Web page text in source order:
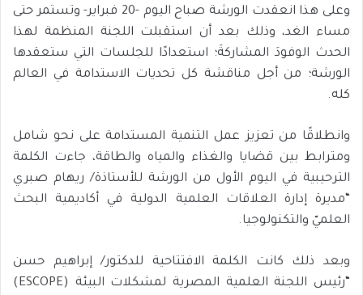
وعلى هذا انعقدت الورشة صباح اليوم -20 فبراير- وتستمر حتى
مساء الغد، وذلك بعد أن استقبلت اللجنة المنظمة لهذا
الحدث الوفودَ المشاركةَ؛ استعدادًا للجلسات التي ستعقدها
الورشة؛ من أجل مناقشة كل تحديات الاستدامة في العالم
كله.
وانطلاقًا من تعزيز عمل التنمية المستدامة على نحو شامل
ومترابط بين قضايا والغذاء والمياه والطاقة، جاءت الكلمة
الترحيبية في اليوم الأول من الورشة للأستاذة/ ريهام صبري
“مديرة إدارة العلاقات العلمية الدولية في أكاديمية البحث
العلميّ والتكنولوجيا.
وبعد ذلك كانت الكلمة الافتتاحية للدكتور/ إبراهيم حسن
“رئيس اللجنة العلمية المصرية لمشكلات البيئة (ESCOPE)